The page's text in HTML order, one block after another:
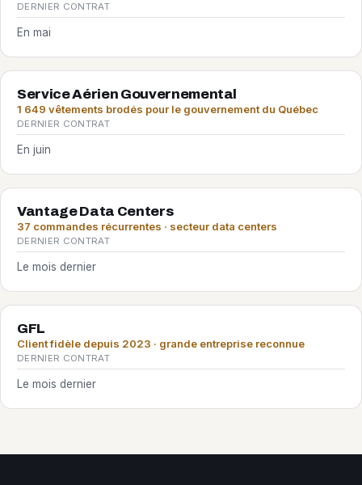
DERNIER CONTRAT
En mai
Service Aérien Gouvernemental
1 649 vêtements brodés pour le gouvernement du Québec
DERNIER CONTRAT
En juin
Vantage Data Centers
37 commandes récurrentes · secteur data centers
DERNIER CONTRAT
Le mois dernier
GFL
Client fidèle depuis 2023 · grande entreprise reconnue
DERNIER CONTRAT
Le mois dernier